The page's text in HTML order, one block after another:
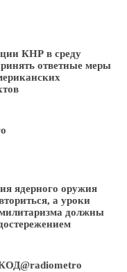
КНР в среду
ответные меры
ядерного оружия
а уроки
должны